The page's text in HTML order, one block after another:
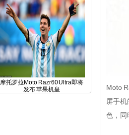
摩托罗拉Moto Razr60 Ultra即将
发布 苹果机皇
Moto
屏手
色，同